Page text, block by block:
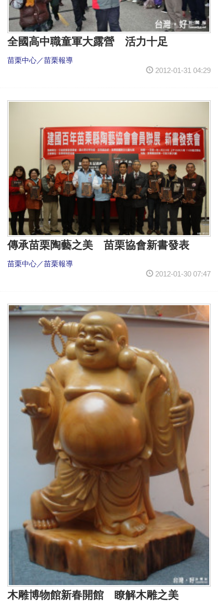
全國高中職童軍大露營 活力十足
苗栗中心／苗栗報導
2012-01-31 04:29
傳承苗栗陶藝之美 苗栗協會新書發表
苗栗中心／苗栗報導
2012-01-30 07:47
木雕博物館新春開館 瞭解木雕之美